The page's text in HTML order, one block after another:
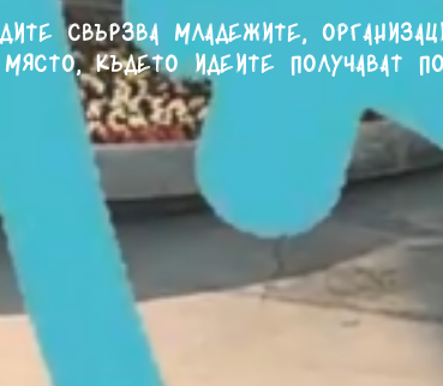
свързва младежите,
където идеите получават